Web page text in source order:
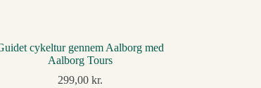
cykeltur gennem Aalborg med
Aalborg Tours
299,00kr.